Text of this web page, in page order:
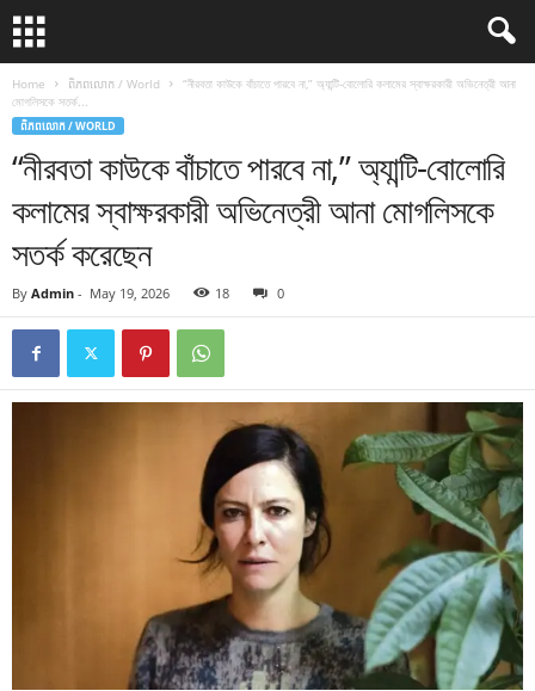
Home ពិភពលោក / World
“নীরবতা কাউকে বাঁচাতে পারবে না,” অ্যান্টি-বোলোরি কলামের স্বাক্ষরকারী অভিনেত্রী আনা
মোগলিসকে সতর্ক...
ពិភពលោក / WORLD
“নীরবতা কাউকে বাঁচাতে পারবে না,” অ্যান্টি-বোলোরি
কলামের স্বাক্ষরকারী অভিনেত্রী আনা মোগলিসকে
সতর্ক করেছেন
By Admin - May 19, 2026 18 0